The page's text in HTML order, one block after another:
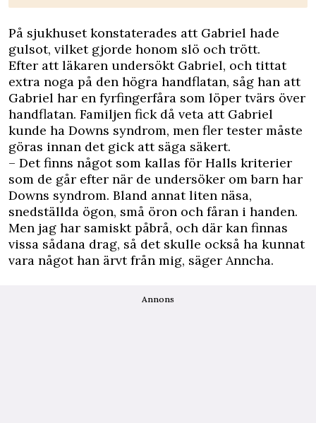
På sjukhuset konstaterades att Gabriel hade
gulsot, vilket gjorde honom slö och trött.
Efter att läkaren undersökt Gabriel, och tittat
extra noga på den högra handflatan, såg han att
Gabriel har en fyrfingerfåra som löper tvärs över
handflatan. Familjen fick då veta att Gabriel
kunde ha Downs syndrom, men fler tester måste
göras innan det gick att säga säkert.
– Det finns något som kallas för Halls kriterier
som de går efter när de undersöker om barn har
Downs syndrom. Bland annat liten näsa,
snedställda ögon, små öron och fåran i handen.
Men jag har samiskt påbrå, och där kan finnas
vissa sådana drag, så det skulle också ha kunnat
vara något han ärvt från mig, säger Anncha.
Annons